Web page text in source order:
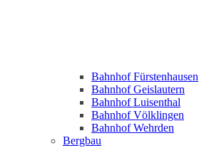
Bahnhof Fürstenhausen
Bahnhof Geislautern
Bahnhof Luisenthal
Bahnhof Völklingen
Bahnhof Wehrden
Bergbau